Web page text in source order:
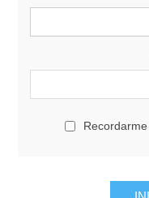
Recordarme